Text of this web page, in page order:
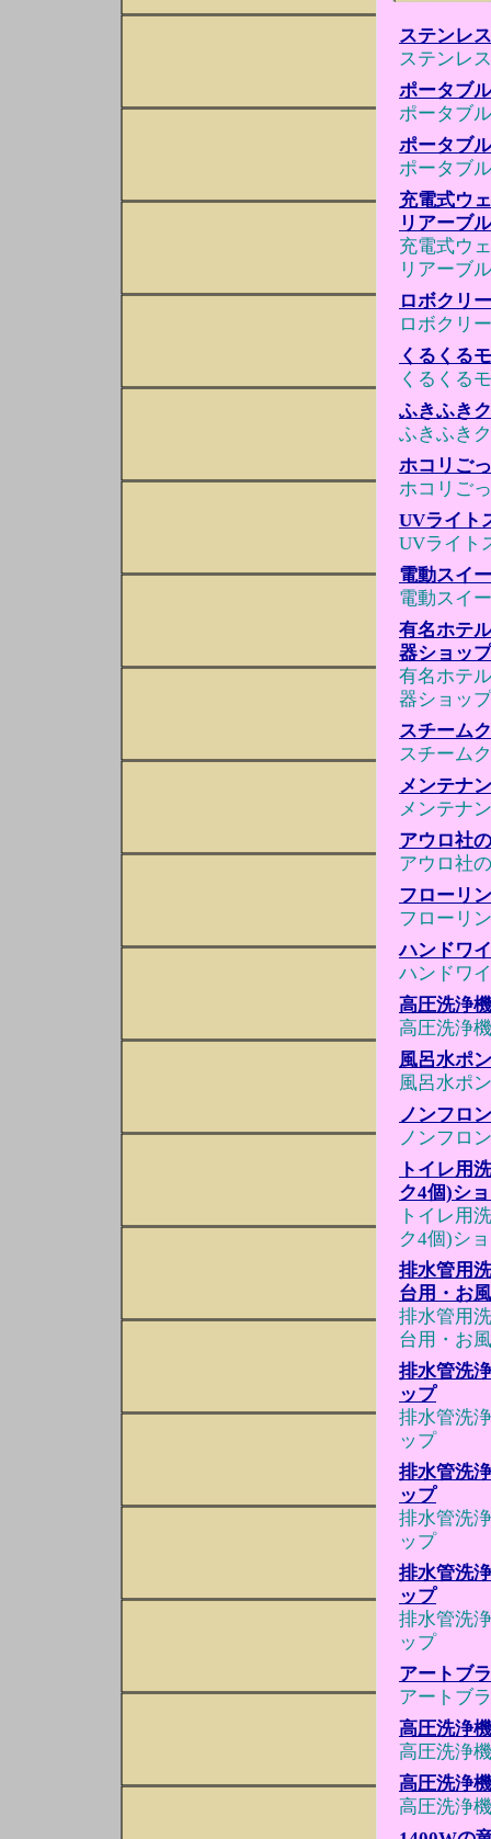
ステンレ
ステンレ
ポータブ
ポータブ
ポータブ
ポータブ
充電式ウ
リアーブ
充電式ウ
リアーブ
ロボクリ
ロボクリ
くるくる
くるくる
ふきふき
ふきふき
ホコリご
ホコリご
UVライト
UVライト
電動スイ
電動スイ
有名ホテ
器ショップ
有名ホテ
器ショップ
スチーム
スチーム
メンテナ
メンテナ
アウロ社
アウロ社
フローリ
フローリ
ハンドワ
ハンドワ
高圧洗浄
高圧洗浄
風呂水ポ
風呂水ポ
ノンフロ
ノンフロ
トイレ用
ク4個)シ
トイレ用
ク4個)シ
排水管用
台用・お
排水管用
台用・お
排水管洗
ップ
排水管洗
ップ
排水管洗
ップ
排水管洗
ップ
排水管洗
ップ
排水管洗
ップ
アートブ
アートブ
高圧洗浄
高圧洗浄
高圧洗浄
高圧洗浄